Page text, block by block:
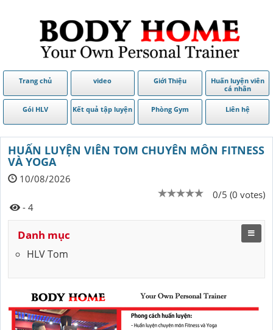
Trang chủ video Giới Thiệu
Huấn luyện viên
cá nhân
Gói HLV Kết quả tập luyện Phòng Gym Liên hệ
HUẤN LUYỆN VIÊN TOM CHUYÊN MÔN FITNESS
VÀ YOGA
10/08/2026
0/5 (0 votes)
- 4
Danh mục
HLV Tom